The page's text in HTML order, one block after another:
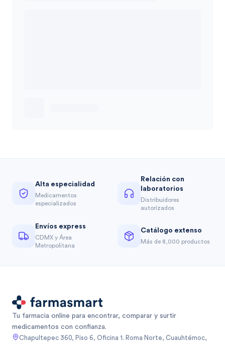
Alta especialidad
Medicamentos
especializados
Relación con
laboratorios
Distribuidores
autorizados
Envíos express
CDMX y Área
Metropolitana
Catálogo extenso
Más de 8,000 productos
Tu farmacia online para encontrar, comparar y surtir
medicamentos con confianza.
Chapultepec 360, Piso 6, Oficina 1. Roma Norte, Cuauhtémoc,